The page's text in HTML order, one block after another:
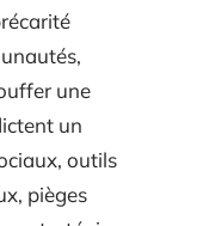
une
un
outils
pièges